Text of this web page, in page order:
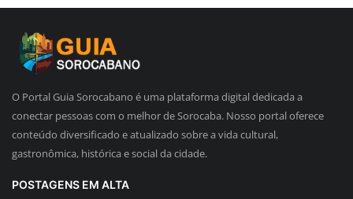
O Portal Guia Sorocabano é uma plataforma digital dedicada a
conectar pessoas com o melhor de Sorocaba. Nosso portal oferece
conteúdo diversificado e atualizado sobre a vida cultural,
gastronômica, histórica e social da cidade.
POSTAGENS EM ALTA